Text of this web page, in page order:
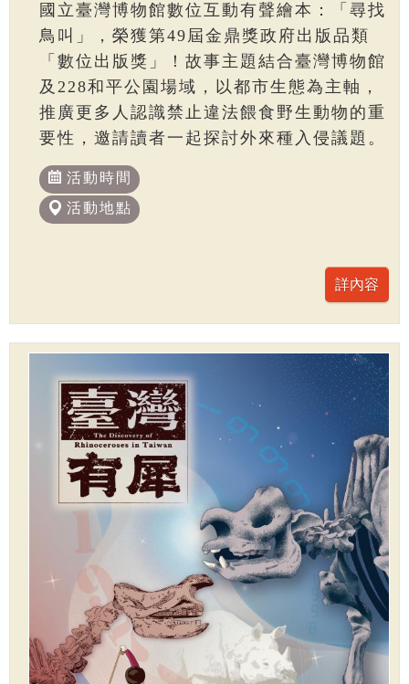
國立臺灣博物館數位互動有聲繪本：「尋找
鳥叫」，榮獲第49屆金鼎獎政府出版品類
「數位出版獎」！故事主題結合臺灣博物館
及228和平公園場域，以都市生態為主軸，
推廣更多人認識禁止違法餵食野生動物的重
要性，邀請讀者一起探討外來種入侵議題。
活動時間
活動地點